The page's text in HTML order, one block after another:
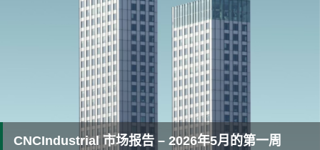
CNCIndustrial 市场报告 – 2026年5月的第一周